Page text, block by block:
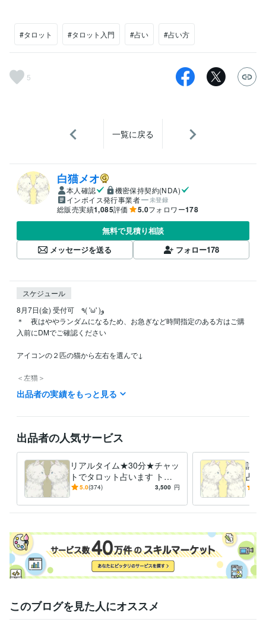
#タロット #タロット入門 #占い #占い方
5
一覧に戻る
白猫メオ
本人確認
機密保持契約(NDA)
インボイス発行事業者
未登録
総販売実績1,085評価 5.0フォロワー178
無料で見積り相談
メッセージを送る
フォロー178
スケジュール
8月7日(金) 受付可　٩( 'ω' )و
＊　夜はややランダムになるため、お急ぎなど時間指定のある方はご購
入前にDMでご確認ください
アイコンの２匹の猫から左右を選んで↓
＜左猫＞
見切り・損切り大事な時　論理的な考え方優先で
受賞歴
開始２ヶ月足らずでココナラシルバー会員となりました。感謝！
得意分野
占い タロット、数秘術、ルノルマン、オラクル
恋愛 仕事 結婚
出品者の実績をもっと見る
出品者の人気サービス
リアルタイム★30分★チャッ
トでタロット占います トー
クルームを利用したリアルタ
5.0(374) 3,500 円
詳細
占い
わか
このブログを見た人にオススメ